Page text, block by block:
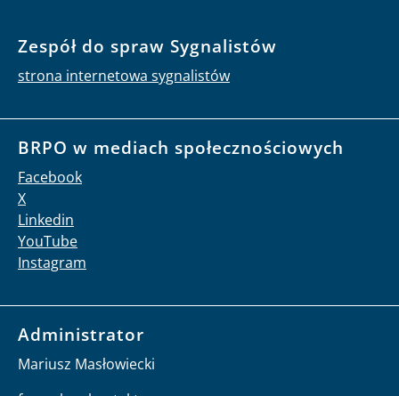
Zespół do spraw Sygnalistów
strona internetowa sygnalistów
BRPO w mediach społecznościowych
Facebook
X
Linkedin
YouTube
Instagram
Administrator
Mariusz Masłowiecki